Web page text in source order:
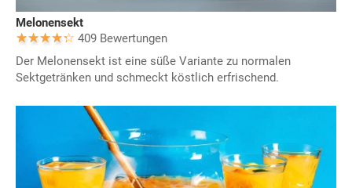
Melonensekt
409 Bewertungen
Der Melonensekt ist eine süße Variante zu normalen
Sektgetränken und schmeckt köstlich erfrischend.